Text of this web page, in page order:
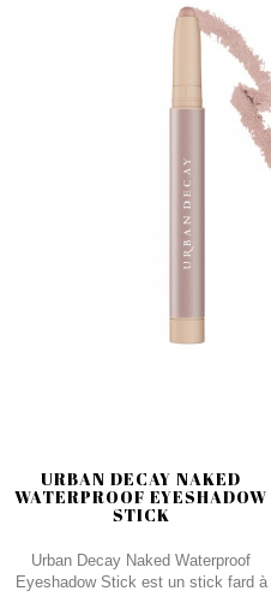
URBAN DECAY NAKED
WATERPROOF EYESHADOW
STICK
Urban Decay Naked Waterproof
Eyeshadow Stick est un stick fard à